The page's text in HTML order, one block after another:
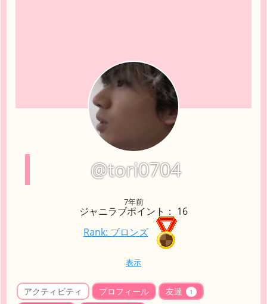
@tori0704
7年前
ジャニラブポイント： 16
Rank: ブロンズ
表示
アクティビティ プロフィール 友達 1